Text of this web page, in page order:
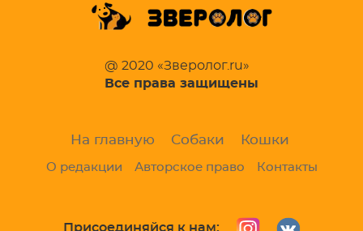
@ 2020 «Зверолог.ru»
Все права защищены
На главную Собаки Кошки
О редакции Авторское право Контакты
Присоединяйся к нам: